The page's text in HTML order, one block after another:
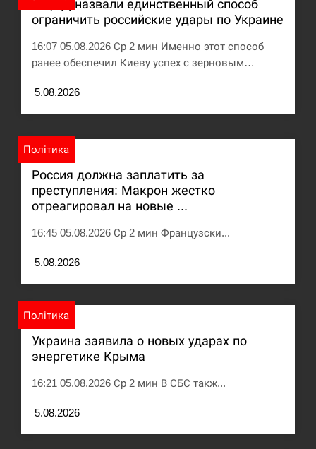
Под огнем “Эпицентр”, ROZETKA и “Новая
СЕРПЕНЬ
11:40
левиці
СЕРПЕНЬ
11:23
Россияне ударили “Бардеролями” по Харькову,
есть пострадавшие
ЩЕ...
В ЦПД назвали единственный способ
ограничить российские удары по Украине
16:07 05.08.2026 Ср 2 мин Именно этот способ
ранее обеспечил Киеву успех с зерновым…
5.08.2026
Політика
Россия должна заплатить за
преступления: Макрон жестко
отреагировал на новые ...
16:45 05.08.2026 Ср 2 мин Французски...
5.08.2026
Політика
Украина заявила о новых ударах по
энергетике Крыма
16:21 05.08.2026 Ср 2 мин В СБС такж...
5.08.2026